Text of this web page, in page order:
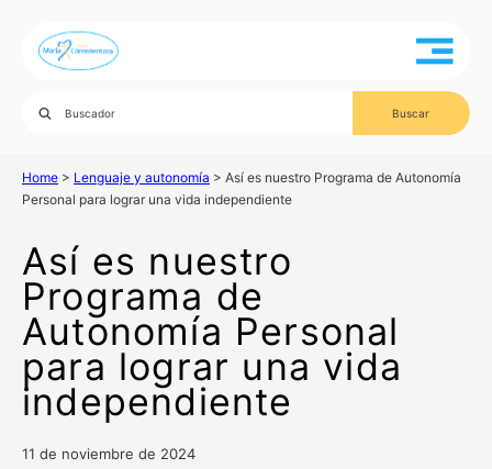
Home > Lenguaje y autonomía > Así es nuestro Programa de Autonomía
Personal para lograr una vida independiente
Así es nuestro
Programa de
Autonomía Personal
para lograr una vida
independiente
11 de noviembre de 2024